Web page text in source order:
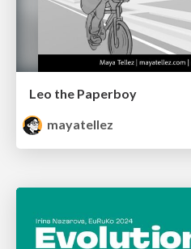
Leo the Paperboy
mayatellez